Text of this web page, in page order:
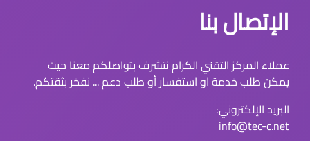
الإتصال بنا
عملاء المركز التقني الكرام نتشرف بتواصلكم معنا حيث
يمكن طلب خدمة او استفسار أو طلب دعم ... نفخر بثقتكم.
البريد الإلكتروني:
info@tec-c.net